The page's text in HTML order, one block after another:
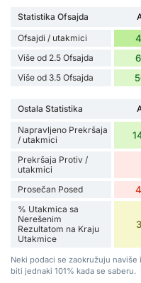
Statistika Ofsajda
Ofsajdi / utakmici
Više od 2.5 Ofsajda
Više od 3.5 Ofsajda
Ostala Statistika
Napravljeno Prekršaja
/ utakmici
Prekršaja Protiv /
utakmici
Prosečan Posed
% Utakmica sa
Nerešenim
Rezultatom na Kraju
Utakmice
Neki podaci se zaokružuju
biti jednaki 101% kada se saberu.